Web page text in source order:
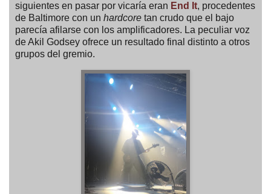
siguientes en pasar por vicaría eran End It, procedentes
de Baltimore con un hardcore tan crudo que el bajo
parecía afilarse con los amplificadores. La peculiar voz
de Akil Godsey ofrece un resultado final distinto a otros
grupos del gremio.